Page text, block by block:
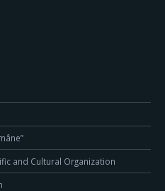
and Cultural Organization